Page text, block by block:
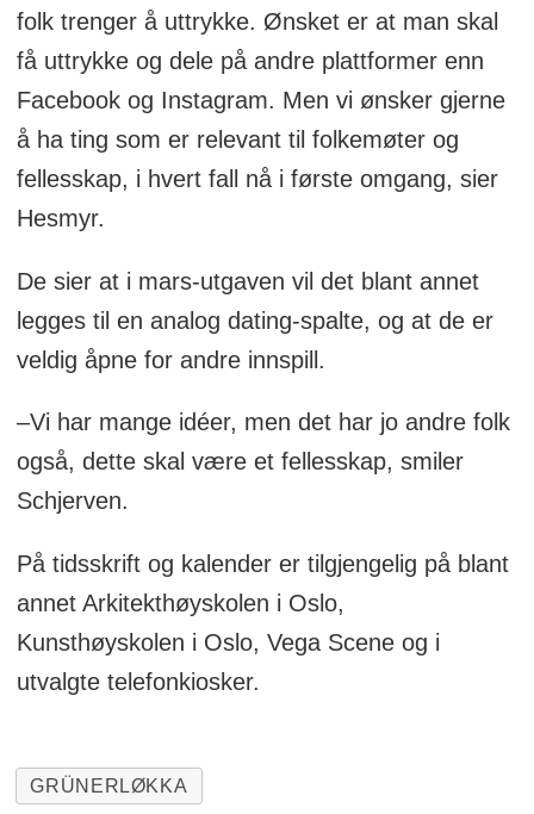
folk trenger å uttrykke. Ønsket er at man skal
få uttrykke og dele på andre plattformer enn
Facebook og Instagram. Men vi ønsker gjerne
å ha ting som er relevant til folkemøter og
fellesskap, i hvert fall nå i første omgang, sier
Hesmyr.
De sier at i mars-utgaven vil det blant annet
legges til en analog dating-spalte, og at de er
veldig åpne for andre innspill.
–Vi har mange idéer, men det har jo andre folk
også, dette skal være et fellesskap, smiler
Schjerven.
På tidsskrift og kalender er tilgjengelig på blant
annet Arkitekthøyskolen i Oslo,
Kunsthøyskolen i Oslo, Vega Scene og i
utvalgte telefonkiosker.
GRÜNERLØKKA